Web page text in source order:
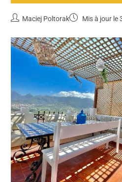
Maciej Poltorak Mis à jour le